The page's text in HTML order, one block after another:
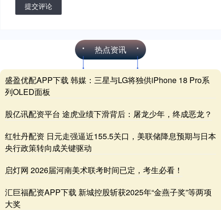
提交评论
热点资讯
盛盈优配APP下载 韩媒：三星与LG将独供iPhone 18 Pro系
列OLED面板
股亿讯配资平台 途虎业绩下滑背后：屠龙少年，终成恶龙？
红牡丹配资 日元走强逼近155.5关口，美联储降息预期与日本
央行政策转向成关键驱动
启灯网 2026届河南美术联考时间已定，考生必看！
汇巨福配资APP下载 新城控股斩获2025年“金燕子奖”等两项
大奖